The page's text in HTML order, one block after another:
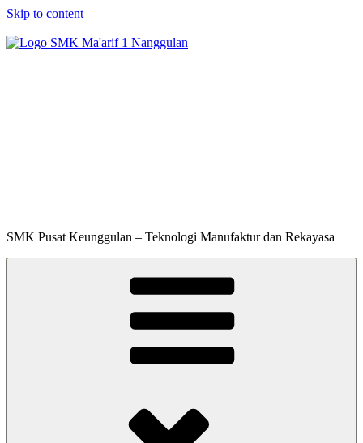
Skip to content
SMK Pusat Keunggulan – Teknologi Manufaktur dan Rekayasa